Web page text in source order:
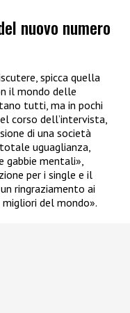
nuovo numero
spicca quella
il mondo delle
tutti, ma in pochi
corso dell’intervista,
di una società
uguaglianza,
mentali»,
per i single e il
ringraziamento ai
migliori del mondo».